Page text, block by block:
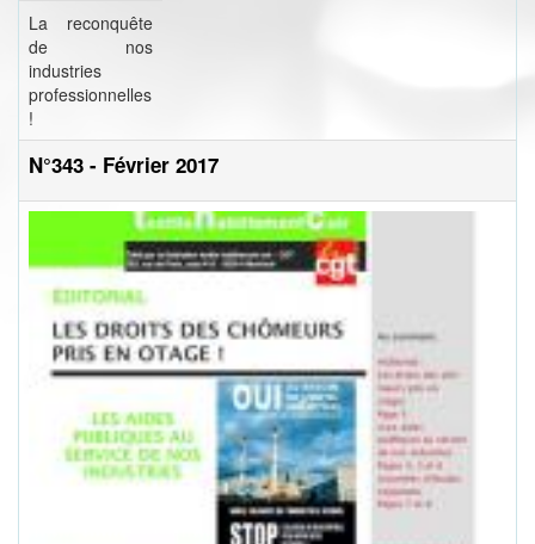
La reconquête
de nos
industries
professionnelles
!
N°343 - Février 2017